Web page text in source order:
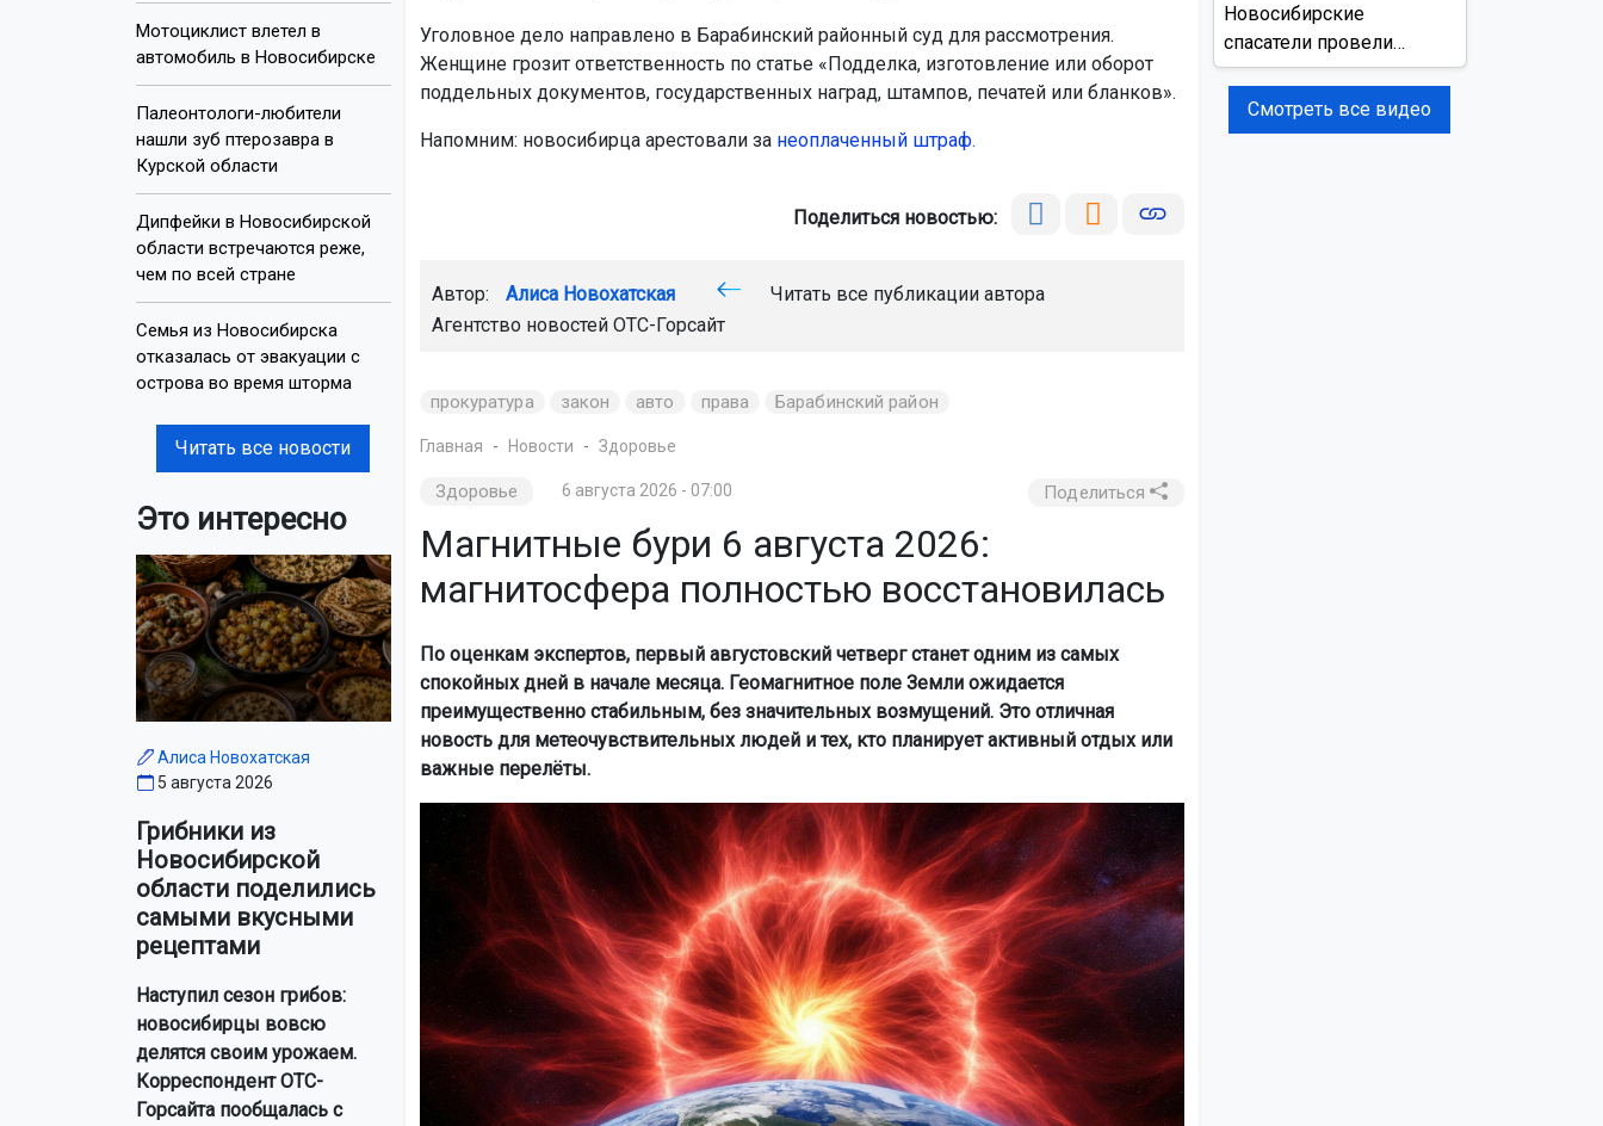
Мотоциклист влетел в
автомобиль в Новосибирске
Палеонтологи-любители
нашли зуб птерозавра в
Курской области
Дипфейки в Новосибирской
области встречаются реже,
чем по всей стране
Семья из Новосибирска
отказалась от эвакуации с
острова во время шторма
Читать все новости
Это интересно
Алиса Новохатская
5 августа 2026
Грибники из
Новосибирской
области поделились
самыми вкусными
рецептами
Наступил сезон грибов:
новосибирцы вовсю
делятся своим урожаем.
Корреспондент ОТС-
Горсайта пообщалась с
Уголовное дело направлено в Барабинский районный суд для рассмотрения.
Женщине грозит ответственность по статье «Подделка, изготовление или оборот
поддельных документов, государственных наград, штампов, печатей или бланков».
Напомним: новосибирца арестовали за неоплаченный штраф.
Поделиться новостью:
Автор: Алиса Новохатская
Читать все публикации автора
Агентство новостей ОТС-Горсайт
прокуратура закон авто права Барабинский район
Главная Новости Здоровье
Здоровье 6 августа 2026 - 07:00 Поделиться
Магнитные бури 6 августа 2026:
магнитосфера полностью восстановилась
По оценкам экспертов, первый августовский четверг станет одним из самых
спокойных дней в начале месяца. Геомагнитное поле Земли ожидается
преимущественно стабильным, без значительных возмущений. Это отличная
новость для метеочувствительных людей и тех, кто планирует активный отдых или
важные перелёты.
Новосибирские
спасатели провели
учения на реке Обь
Смотреть все видео